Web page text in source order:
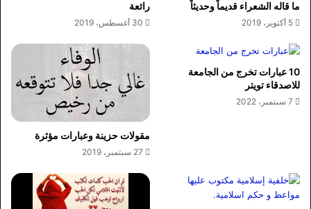
ما قاله الشعراء قديماً وحديثاً
5 أكتوبر، 2019
رائعة
30 أغسطس، 2019
10 عبارات تخرج من الجامعة
للاصدقاء تويتر
7 سبتمبر، 2022
مقولات حزينة وعبارات مؤثرة
27 سبتمبر، 2019